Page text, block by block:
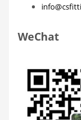
WeChat